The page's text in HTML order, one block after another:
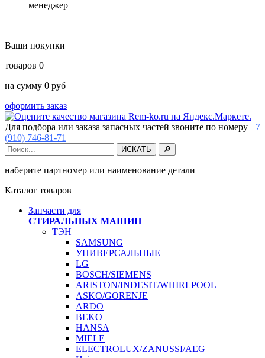
менеджер
Ваши покупки
товаров 0
на сумму 0 руб
оформить заказ
Для подбора или заказа запасных частей звоните по номеру +7
(910) 746-81-71
наберите партномер или наименование детали
Каталог товаров
Запчасти для
СТИРАЛЬНЫХ МАШИН
ТЭН
SAMSUNG
УНИВЕРСАЛЬНЫЕ
LG
BOSCH/SIEMENS
ARISTON/INDESIT/WHIRLPOOL
ASKO/GORENJE
ARDO
BEKO
HANSA
MIELE
ELECTROLUX/ZANUSSI/AEG